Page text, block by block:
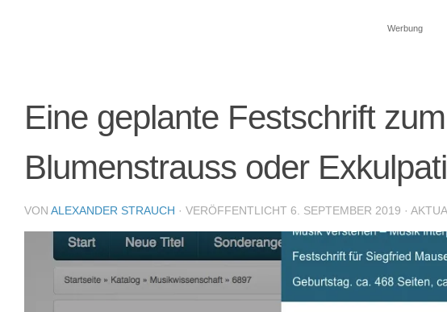
Werbung
Eine geplante Festschrift
Blumenstrauss oder
VON ALEXANDER STRAUCH · VERÖFFENTLICHT 6. SEPTEMBER 2019 ·